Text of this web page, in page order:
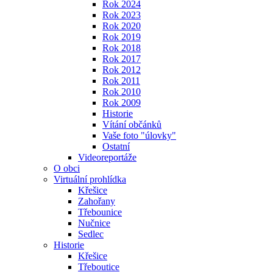
Rok 2024
Rok 2023
Rok 2020
Rok 2019
Rok 2018
Rok 2017
Rok 2012
Rok 2011
Rok 2010
Rok 2009
Historie
Vítání občánků
Vaše foto "úlovky"
Ostatní
Videoreportáže
O obci
Virtuální prohlídka
Křešice
Zahořany
Třebounice
Nučnice
Sedlec
Historie
Křešice
Třeboutice